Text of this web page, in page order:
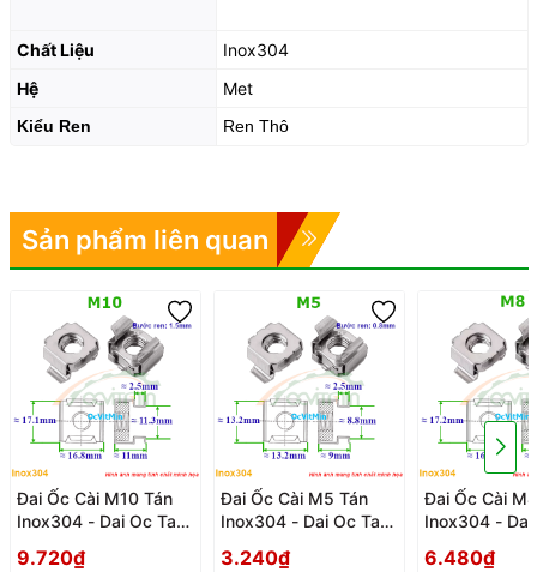
Chất Liệu
Inox304
Hệ
Met
Kiểu Ren Ren Thô
Sản phẩm liên quan
Đai Ốc Cài M10 Tán
Inox304 - Dai Oc Tan
9.720₫
Đai Ốc Cài M5 Tán
Inox304 - Dai Oc Tan
3.240₫
Đai Ốc Cài
Inox304 - Dai
6.480₫